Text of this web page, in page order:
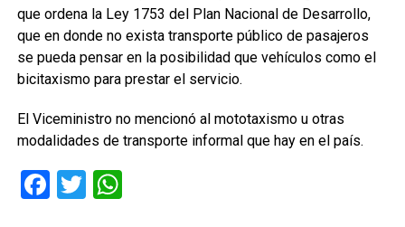
que ordena la Ley 1753 del Plan Nacional de Desarrollo,
que en donde no exista transporte público de pasajeros
se pueda pensar en la posibilidad que vehículos como el
bicitaxismo para prestar el servicio.
El Viceministro no mencionó al mototaxismo u otras
modalidades de transporte informal que hay en el país.
Facebook
TwitterWhatsApp